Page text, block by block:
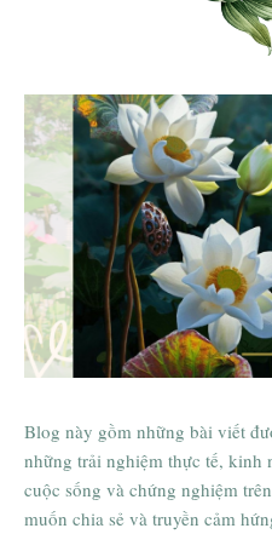
Thông tin chi
Chữa lành
Blog này gồm những bài viết
những trải nghiệm thực tế, kinh
cuộc sống và chứng nghiệm
muốn chia sẻ và truyền cảm